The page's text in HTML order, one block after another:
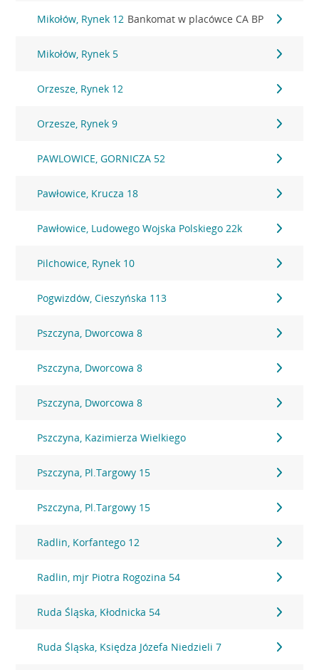
Mikołów, Rynek 12 Bankomat w placówce CA BP
Mikołów, Rynek 5
Orzesze, Rynek 12
Orzesze, Rynek 9
PAWLOWICE, GORNICZA 52
Pawłowice, Krucza 18
Pawłowice, Ludowego Wojska Polskiego 22k
Pilchowice, Rynek 10
Pogwizdów, Cieszyńska 113
Pszczyna, Dworcowa 8
Pszczyna, Dworcowa 8
Pszczyna, Dworcowa 8
Pszczyna, Kazimierza Wielkiego
Pszczyna, Pl.Targowy 15
Pszczyna, Pl.Targowy 15
Radlin, Korfantego 12
Radlin, mjr Piotra Rogozina 54
Ruda Śląska, Kłodnicka 54
Ruda Śląska, Księdza Józefa Niedzieli 7